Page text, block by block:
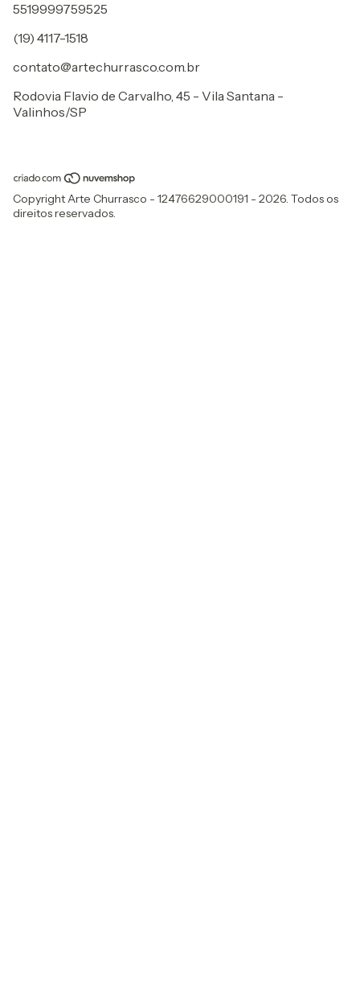
5519999759525
(19) 4117-1518
contato@artechurrasco.com.br
Rodovia Flavio de Carvalho, 45 - Vila Santana -
Valinhos/SP
Copyright Arte Churrasco - 12476629000191 - 2026. Todos os
direitos reservados.